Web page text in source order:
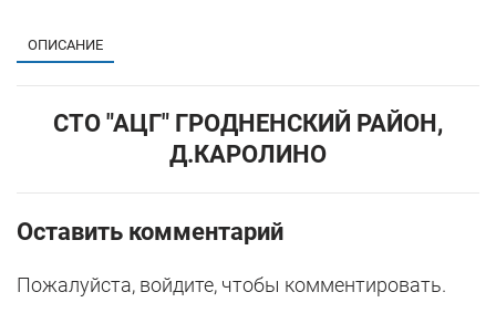
ОПИСАНИЕ
СТО "АЦГ" ГРОДНЕНСКИЙ РАЙОН,
Д.КАРОЛИНО
Оставить комментарий
Пожалуйста, войдите, чтобы комментировать.